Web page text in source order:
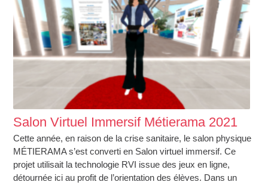
Salon Virtuel Immersif Métierama 2021
Cette année, en raison de la crise sanitaire, le salon physique
MÉTIERAMA s’est converti en Salon virtuel immersif. Ce
projet utilisait la technologie RVI issue des jeux en ligne,
détournée ici au profit de l’orientation des élèves. Dans un